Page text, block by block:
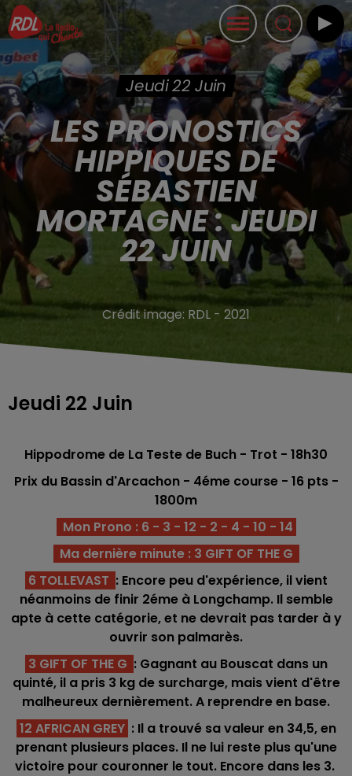
Jeudi 22 Juin
LES PRONOSTICS
HIPPIQUES DE
SÉBASTIEN
MORTAGNE : JEUDI
22 JUIN
Crédit image: RDL - 2021
Jeudi 22 Juin
Hippodrome de La Teste de Buch - Trot - 18h30
Prix du Bassin d'Arcachon - 4émecourse - 16pts -
1800m
Mon Prono : 6 - 3 - 12 - 2 - 4 - 10 - 14
Ma dernière minute : 3 GIFT OF THE G
6 TOLLEVAST : Encore peu d'expérience, il vient
néanmoins de finir 2éme à Longchamp. Il semble
apte à cette catégorie, et ne devrait pas tarder à y
ouvrir son palmarès.
3 GIFT OF THE G : Gagnant au Bouscat dans un
quinté, il a pris 3 kg de surcharge, mais vient d'être
malheureux dernièrement. A reprendre en base.
12 AFRICAN GREY : Il a trouvé sa valeur en 34,5, en
prenant plusieurs places. Il ne lui reste plus qu'une
victoire pour couronner le tout. Encore dans les 3.